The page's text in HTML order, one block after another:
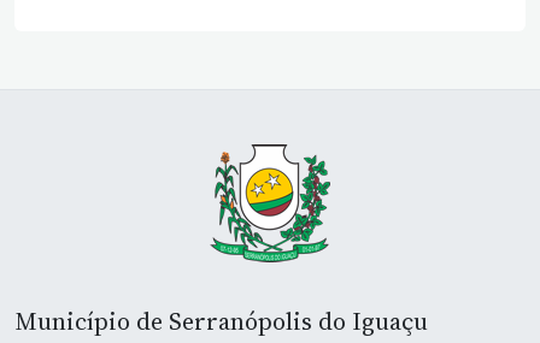
Município de Serranópolis do Iguaçu